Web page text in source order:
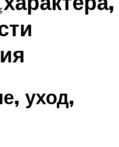
уход,